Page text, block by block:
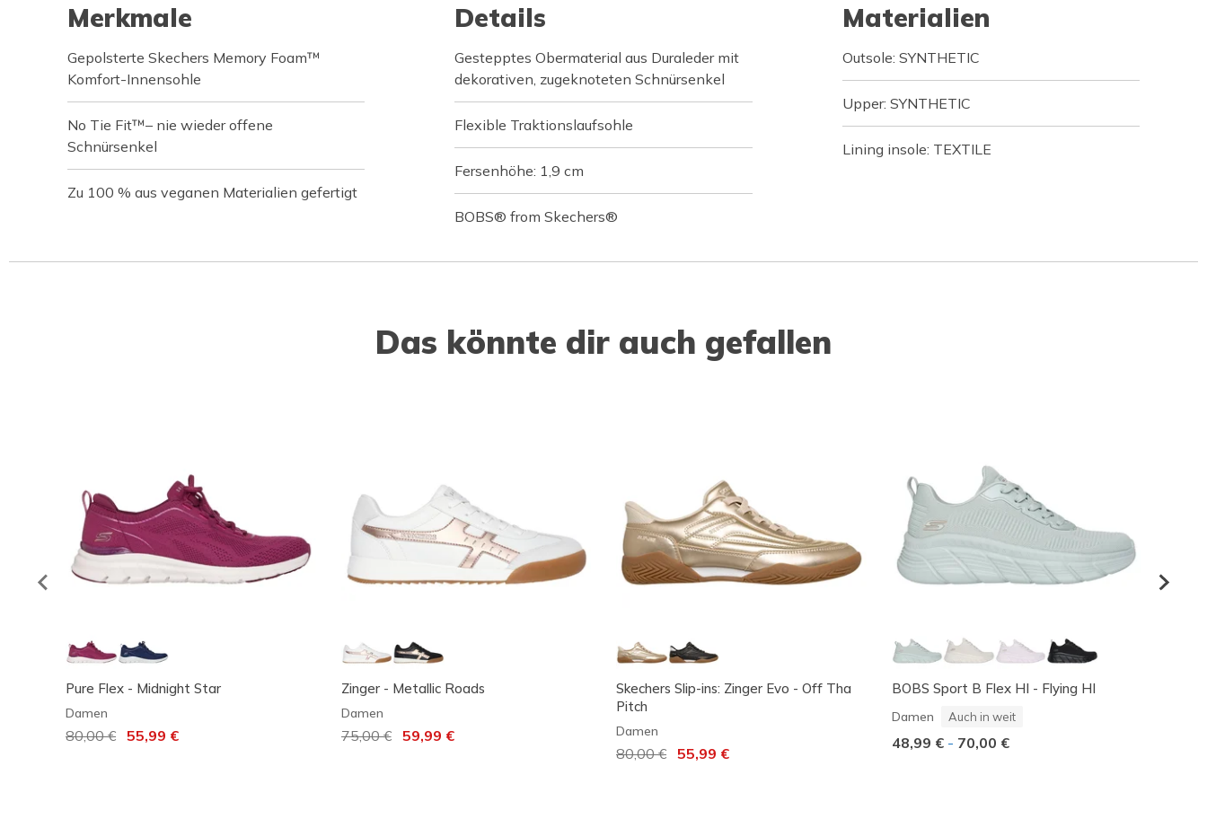
Merkmale
Gepolsterte Skechers Memory Foam™
Komfort-Innensohle
No Tie Fit™– nie wieder offene
Schnürsenkel
Zu 100 % aus veganen Materialien gefertigt
Details
Gestepptes Obermaterial aus Duraleder mit
dekorativen, zugeknoteten Schnürsenkel
Flexible Traktionslaufsohle
Fersenhöhe: 1,9 cm
BOBS® from Skechers®
Materialien
Outsole: SYNTHETIC
Upper: SYNTHETIC
Lining insole: TEXTILE
Das könnte dir auch gefallen
Pure Flex - Midnight Star
Damen
Reduziert von
80,00 € auf
55,99 €
Zinger - Metallic Roads
Damen
Reduziert von
75,00 €auf59,99 €
Skechers Slip-ins: Zinger Evo - Off Tha
Pitch
Damen
Reduziert von
80,00 € auf
55,99 €
BOBS Sport B Flex HI - Flying HI
Damen Auch in weit
48,99 € - 70,00 €